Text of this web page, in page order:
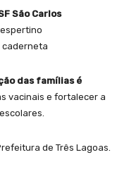
São Carlos
caderneta
das famílias é
vacinais e fortalecer a
de Três Lagoas.